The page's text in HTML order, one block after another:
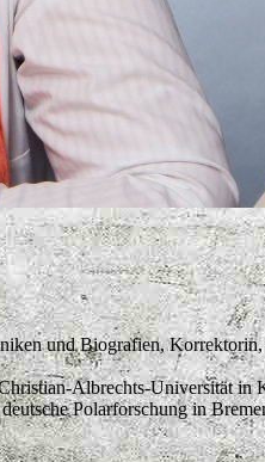
und Biografien,
Albrechts-Universität
Polarforschung in